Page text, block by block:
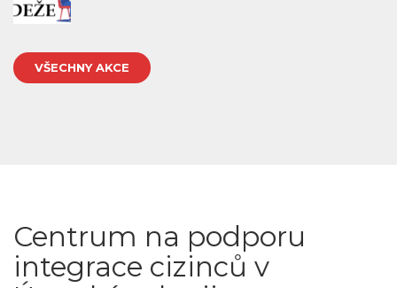
VŠECHNY AKCE
Centrum na podporu
integrace cizinců v